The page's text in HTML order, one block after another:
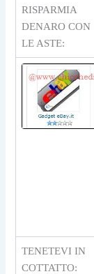
RISPARMIA
DENARO CON
LE ASTE:
TENETEVI IN
COTTATTO: